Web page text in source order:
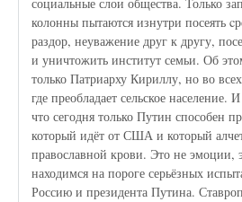
колонны пытаются изнутри посеять
раздор, неуважение друг к другу,
и уничтожить институт семьи. Об
только Патриарху Кириллу, но во
где преобладает сельское
что сегодня только Путин способен
который идёт от США и который
православной крови. Это не эмоции,
находимся на пороге серьёзных
Россию и президента Путина.